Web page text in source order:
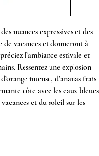
nuances expressives et des
de vacances et donneront à
l’ambiance estivale et
Ressentez une explosion
intense, d’ananas frais
côte avec les eaux bleues
et du soleil sur les